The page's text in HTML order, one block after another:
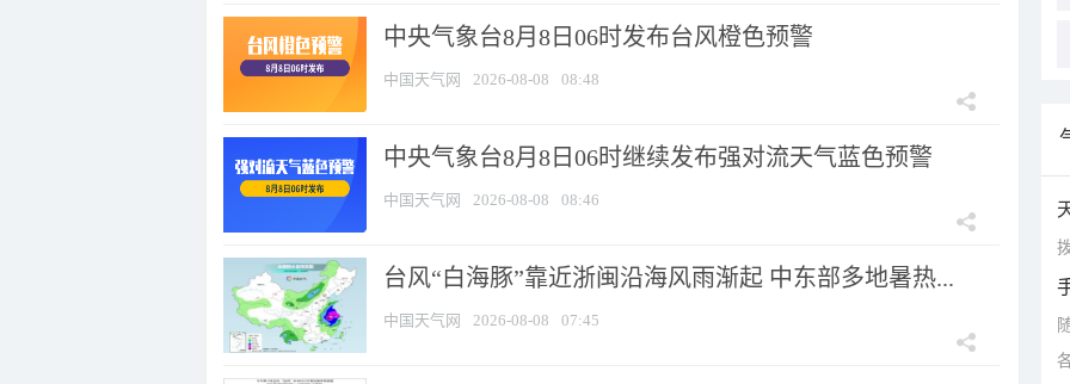
中央气象台8月8日06时发布台风橙色预警
中国天气网 2026-08-08 08:48
中央气象台8月8日06时继续发布强对流天气蓝色预警
中国天气网 2026-08-08 08:46
台风“白海豚”靠近浙闽沿海风雨渐起 中东部多地暑热...
中国天气网 2026-08-08 07:45